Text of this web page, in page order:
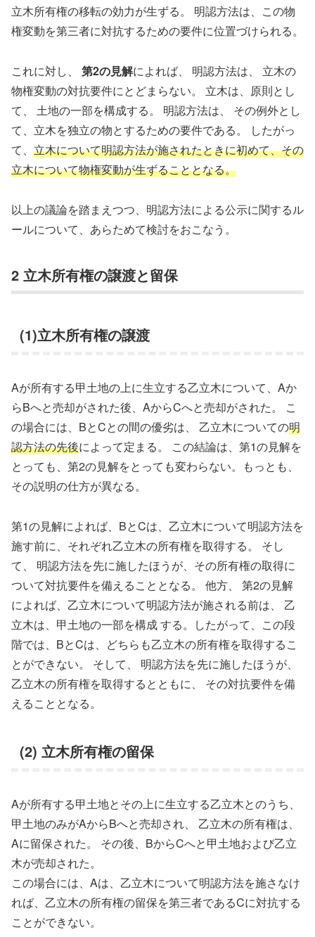
立木所有権の移転の効力が生ずる。 明認方法は、この物
権変動を第三者に対抗するための要件に位置づけられる。
これに対し、 第2の見解によれば、 明認方法は、 立木の
物権変動の対抗要件にとどまらない。 立木は、原則とし
て、 土地の一部を構成する。 明認方法は、 その例外とし
て、立木を独立の物とするための要件である。 したがっ
て、 立木について明認方法が施されたときに初めて、その
立木について物権変動が生ずることとなる。
以上の議論を踏まえつつ、明認方法による公示に関するル
ールについて、あらためて検討をおこなう。
2 立木所有権の譲渡と留保
(1)立木所有権の譲渡
Aが所有する甲土地の上に生立する乙立木について、Aか
らBへと売却がされた後、AからCへと売却がされた。 こ
の場合には、BとCとの間の優劣は、 乙立木についての明
認方法の先後によって定まる。 この結論は、第1の見解を
とっても、第2の見解をとっても変わらない。もっとも、
その説明の仕方が異なる。
第1の見解によれば、BとCは、乙立木について明認方法を
施す前に、それぞれ乙立木の所有権を取得する。 そし
て、 明認方法を先に施したほうが、その所有権の取得に
ついて対抗要件を備えることとなる。 他方、 第2の見解
によれば、乙立木について明認方法が施される前は、 乙
立木は、甲土地の一部を構成 する。したがって、この段
階では、BとCは、どちらも乙立木の所有権を取得するこ
とができない。 そして、 明認方法を先に施したほうが、
乙立木の所有権を取得するとともに、 その対抗要件を備
えることとなる。
(2) 立木所有権の留保
Aが所有する甲土地とその上に生立する乙立木とのうち、
甲土地のみがAからBへと売却され、 乙立木の所有権は、
Aに留保された。 その後、BからCへと甲土地および乙立
木が売却された。
この場合には、Aは、乙立木について明認方法を施さなけ
れば、乙立木の所有権の留保を第三者であるCに対抗する
ことができない。